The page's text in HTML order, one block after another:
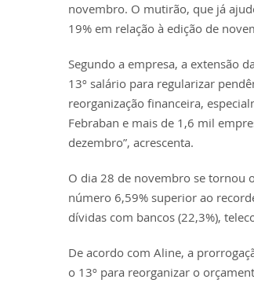
novembro. O mutirão, que já
19% em relação à edição de
Segundo a empresa, a extensão
13º salário para regularizar
reorganização financeira,
Febraban e mais de 1,6 mil
dezembro”, acrescenta.
O dia 28 de novembro se tornou
número 6,59% superior ao
dívidas com bancos (22,3%),
De acordo com Aline, a
o 13º para reorganizar o